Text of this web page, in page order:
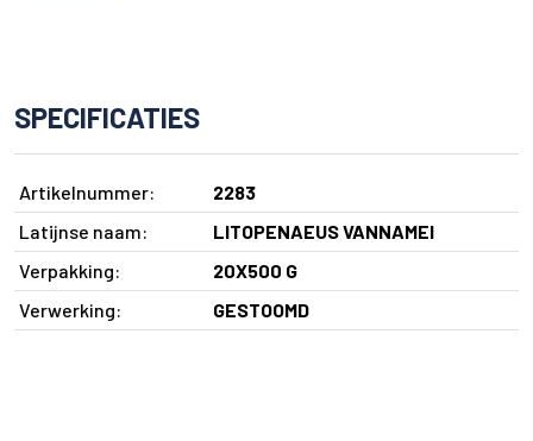
SPECIFICATIES
Artikelnummer:
2283
Latijnse naam:
LITOPENAEUS VANNAMEI
Verpakking:
20X500 G
Verwerking:
GESTOOMD